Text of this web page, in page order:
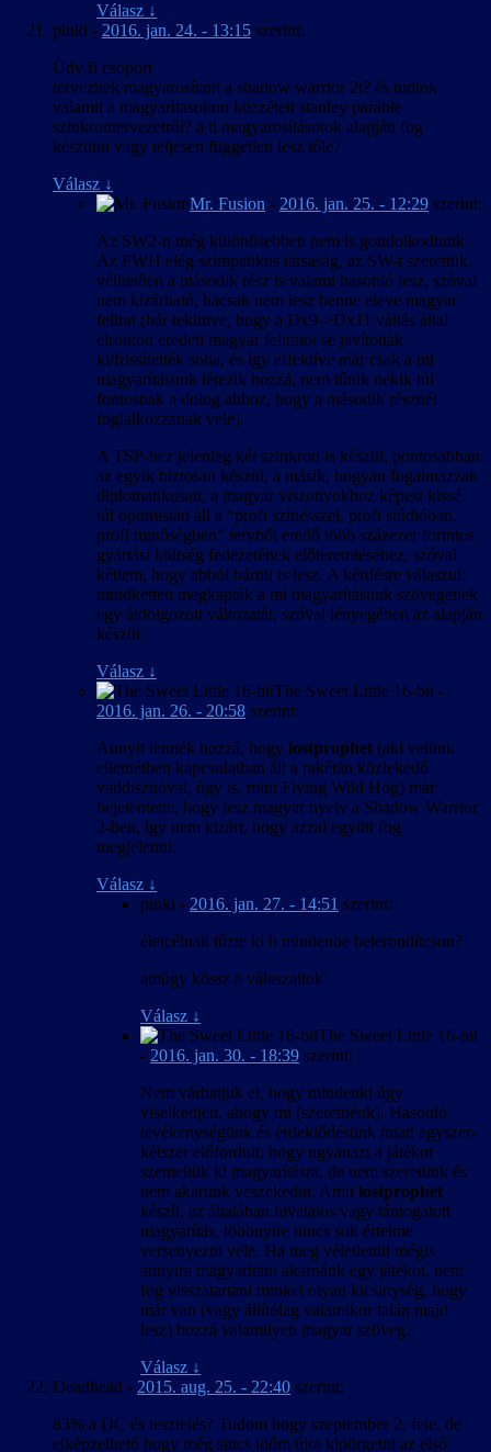
Válasz ↓
pinki - 2016. jan. 24. - 13:15 szerint:
Üdv fi csoport
tervezitek magyarosítani a shadow warrior 2t? és tudtok
valamit a magyaritasokon közzétett stanley parable
szinkrontervezetről? a ti magyarosításotok alapján fog
készülni vagy teljesen független lesz tőle?
Válasz ↓
Mr. Fusion - 2016. jan. 25. - 12:29 szerint:
Az SW2-n még különösebben nem is gondolkodtunk.
Az FWH elég szimpatikus társaság, az SW-t szerettük,
vélhetően a második rész is valami hasonló lesz, szóval
nem kizárható, hacsak nem lesz benne eleve magyar
felirat (bár tekintve, hogy a Dx9->Dx11 váltás által
elrontott eredeti magyar feliratot se javították
ki/frissítették soha, és így effektíve már csak a mi
magyarításunk létezik hozzá, nem tűnik nekik túl
fontosnak a dolog ahhoz, hogy a második résznél
foglalkozzanak vele).
A TSP-hez jelenleg két szinkron is készül, pontosabban
az egyik biztosan készül, a másik, hogyan fogalmazzak
diplomatikusan, a magyar viszonyokhoz képest kissé
túl optimistán áll a “profi színésszel, profi stúdióban,
profi minőségben” tervből eredő több százezer forintos
gyártási költség fedezetének előteremtéséhez, szóval
kétlem, hogy abból bármi is lesz. A kérdésre válaszul:
mindketten megkapták a mi magyarításunk szövegének
egy átdolgozott változatát, szóval lényegében az alapján
készül.
Válasz ↓
The Sweet Little 16-bit -
2016. jan. 26. - 20:58 szerint:
Annyit tennék hozzá, hogy lostprophet (aki velünk
ellentétben kapcsolatban áll a rakétán közlekedő
vaddisznóval, úgy is, mint Flying Wild Hog) már
bejelentette, hogy lesz magyar nyelv a Shadow Warrior
2-ben, így nem kizárt, hogy azzal együtt fog
megjelenni.
Válasz ↓
pinki - 2016. jan. 27. - 14:51 szerint:
életcélnak tűzte ki h mindenbe belerondítcson?
amúgy kössz a válaszaitok
Válasz ↓
The Sweet Little 16-bit
- 2016. jan. 30. - 18:39 szerint:
Nem várhatjuk el, hogy mindenki úgy
viselkedjen, ahogy mi (szeretnénk). Hasonló
tevékenységünk és érdeklődésünk miatt egyszer-
kétszer előfordult, hogy ugyanazt a játékot
szemeltük ki magyarításra, de nem szeretünk és
nem akarunk veszekedni. Amit lostprophet
készít, az általában hivatalos vagy támogatott
magyarítás, többnyire nincs sok értelme
versenyezni vele. Ha meg véletlenül mégis
annyira magyarítani akarnánk egy játékot, nem
fog visszatartani minket olyan kicsinység, hogy
már van (vagy állítólag valamikor talán majd
lesz) hozzá valamilyen magyar szöveg.
Válasz ↓
Deadhead - 2015. aug. 25. - 22:40 szerint:
83% a DC és tesztelés? Tudom hogy szeptember 2. fele, de
elképzelhető hogy még sincs időm újra kipörgetni az első